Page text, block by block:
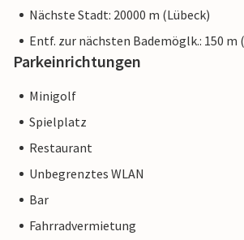
Nächste Stadt: 20000 m (Lübeck)
Entf. zur nächsten Bademöglk.: 150 m
Parkeinrichtungen
Minigolf
Spielplatz
Restaurant
Unbegrenztes WLAN
Bar
Fahrradvermietung